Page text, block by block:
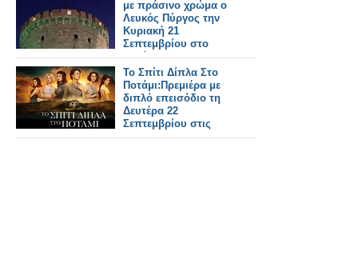
με πράσινο χρώμα ο
Λευκός Πύργος την
Κυριακή 21
Σεπτεμβρίου στο
πλαίσιο του
εορτασμού της
Ημέρας
Φαρμακοποιού
Το Σπίτι Δίπλα Στο
Ποτάμι:Πρεμιέρα με
διπλό επεισόδιο τη
Δευτέρα 22
Σεπτεμβρίου στις
21:00